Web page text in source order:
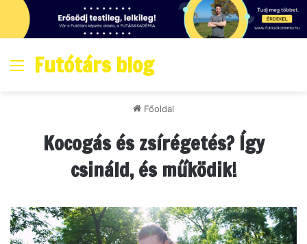
Menő
Futótárs blog
Főoldal
Kocogás és zsírégetés? Így
csináld, és működik!